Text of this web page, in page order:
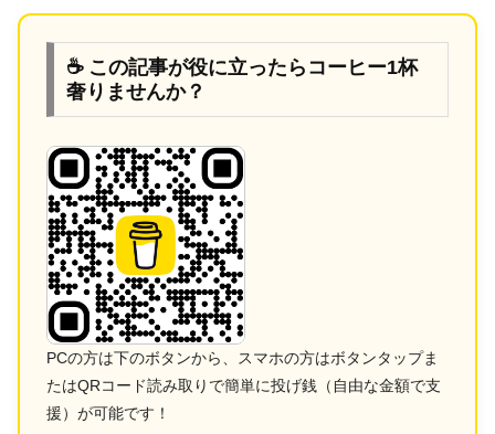
☕ この記事が役に立ったらコーヒー1杯
奢りませんか？
PCの方は下のボタンから、スマホの方はボタンタップま
たはQRコード読み取りで簡単に投げ銭（自由な金額で支
援）が可能です！